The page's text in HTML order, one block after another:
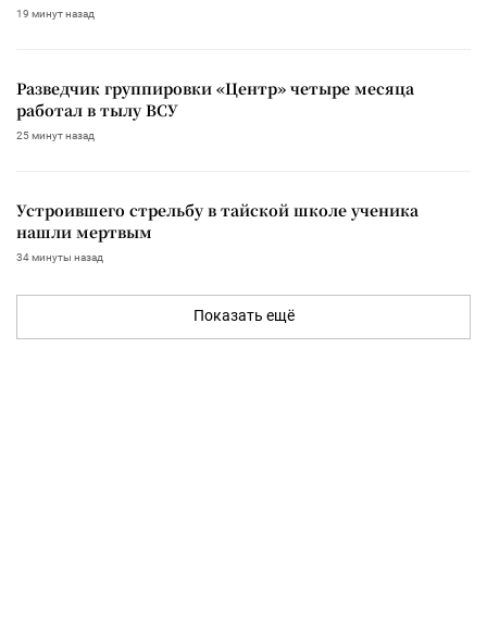
19 минут назад
Разведчик группировки «Центр» четыре месяца
работал в тылу ВСУ
25 минут назад
Устроившего стрельбу в тайской школе ученика
нашли мертвым
34 минуты назад
Показать ещё